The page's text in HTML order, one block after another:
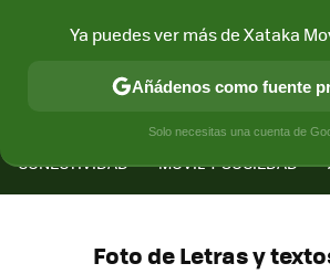
CONECTIVIDAD MÓVIL Y SOCIEDAD
Foto de Letras y
Ya puedes ver más de Xataka
Añádenos como fuente
Solo necesitas una cuenta de